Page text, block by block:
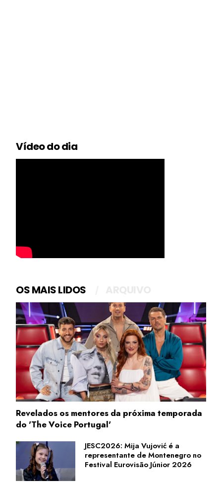
Vídeo do dia
OS MAIS LIDOS
Revelados os mentores da próxima temporada
do 'The Voice Portugal'
JESC2026: Mija Vujović é a
representante de Montenegro no
Festival Eurovisão Júnior 2026